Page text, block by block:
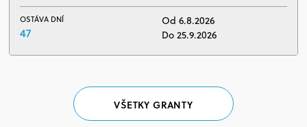
OSTÁVA DNÍ
47
Od 6.8.2026
Do 25.9.2026
VŠETKY GRANTY